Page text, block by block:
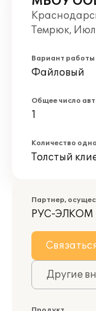
Темрюк,
Вариант работы
Файловый
Общее число
1
Количество
Толстый
Партнер,
РУС-ЭЛКОМ
Другие